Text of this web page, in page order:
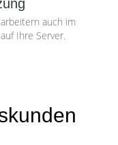
auch im
Ihre Server.